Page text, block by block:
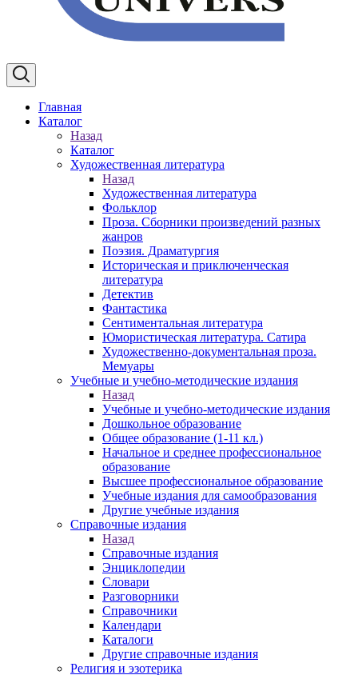
Главная
Каталог
Назад
Каталог
Художественная литература
Назад
Художественная литература
Фольклор
Проза. Сборники произведений разных
жанров
Поэзия. Драматургия
Историческая и приключенческая
литература
Детектив
Фантастика
Сентиментальная литература
Юмористическая литература. Сатира
Художественно-документальная проза.
Мемуары
Учебные и учебно-методические издания
Назад
Учебные и учебно-методические издания
Дошкольное образование
Общее образование (1-11 кл.)
Начальное и среднее профессиональное
образование
Высшее профессиональное образование
Учебные издания для самообразования
Другие учебные издания
Справочные издания
Назад
Справочные издания
Энциклопедии
Словари
Разговорники
Справочники
Календари
Каталоги
Другие справочные издания
Религия и эзотерика